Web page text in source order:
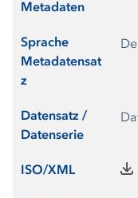
Metadaten
Sprache
Metadatensat
z
Datensatz /
Datenserie
ISO/XML